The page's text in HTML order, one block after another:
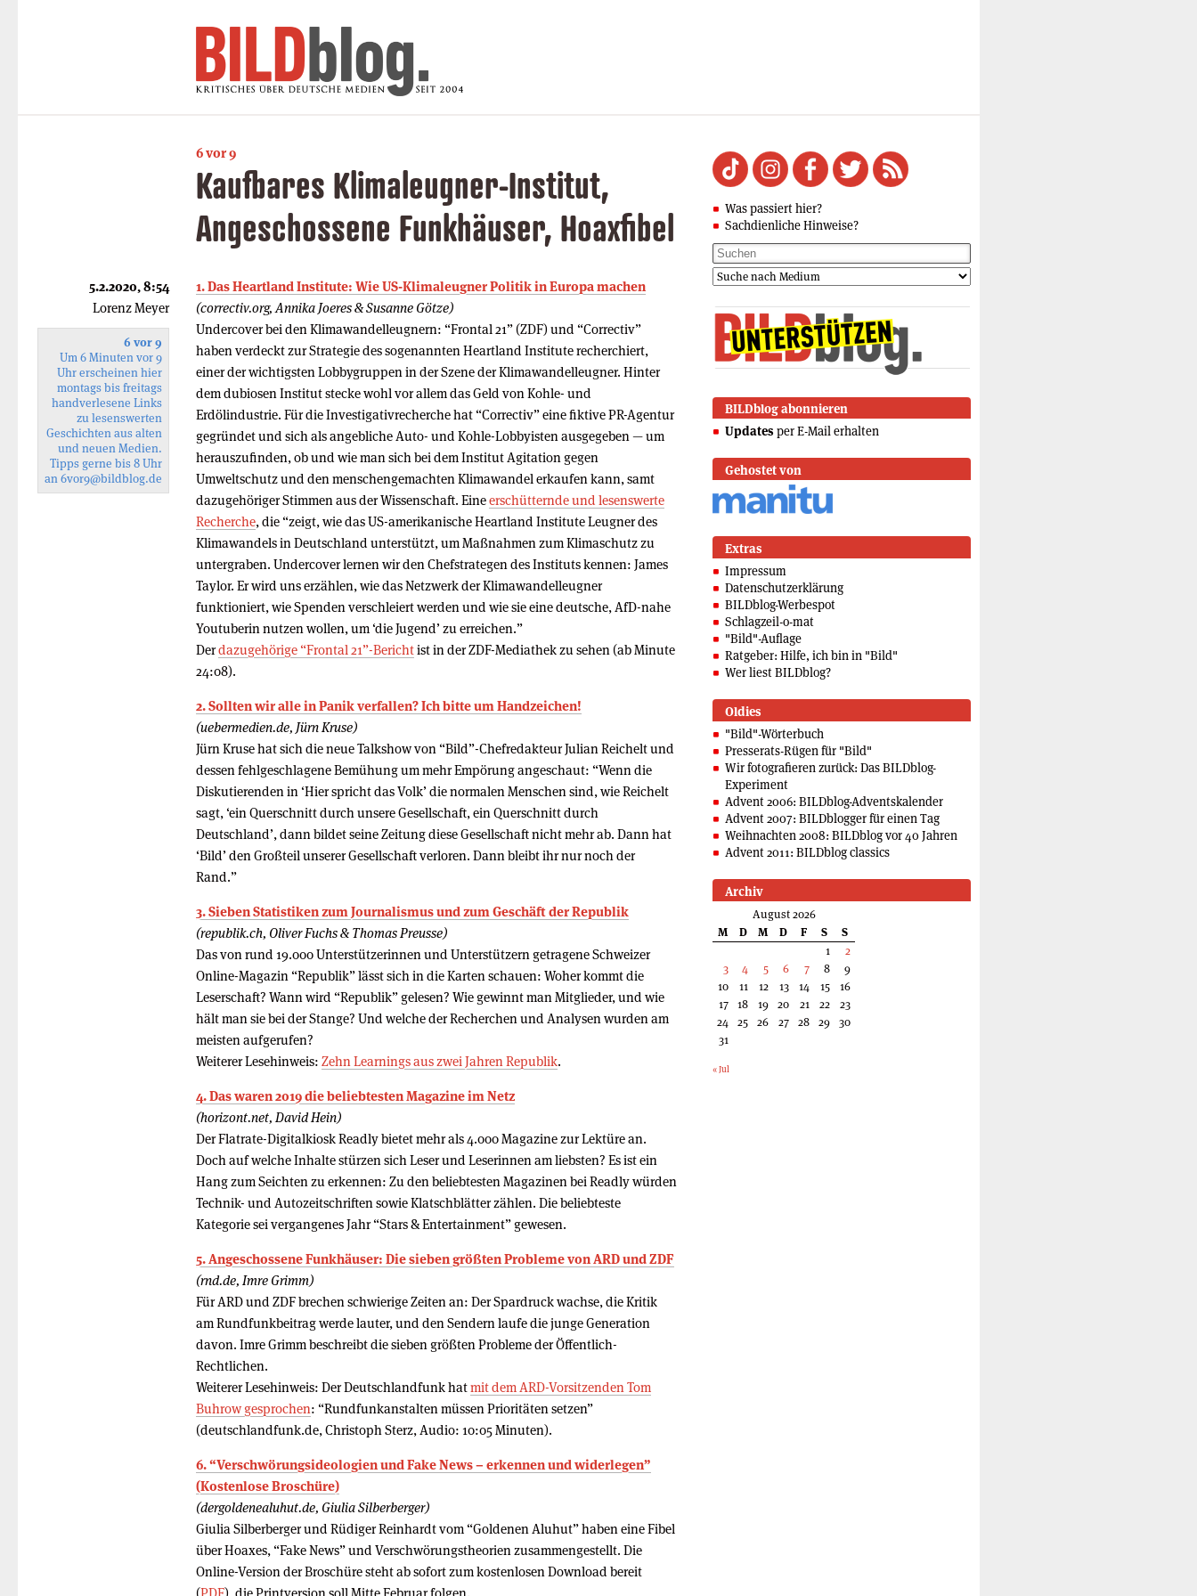
6 vor 9
Kaufbares Klimaleugner-Institut,
Angeschossene Funkhäuser, Hoaxfibel
1. Das Heartland Institute: Wie US-Klimaleugner Politik in Europa machen
(correctiv.org, Annika Joeres & Susanne Götze)
Undercover bei den Klimawandelleugnern: “Frontal 21” (ZDF) und “Correctiv”
haben verdeckt zur Strategie des sogenannten Heartland Institute recherchiert,
einer der wichtigsten Lobbygruppen in der Szene der Klimawandelleugner. Hinter
dem dubiosen Institut stecke wohl vor allem das Geld von Kohle- und
Erdölindustrie. Für die Investigativrecherche hat “Correctiv” eine fiktive PR-Agentur
gegründet und sich als angebliche Auto- und Kohle-Lobbyisten ausgegeben — um
herauszufinden, ob und wie man sich bei dem Institut Agitation gegen
Umweltschutz und den menschengemachten Klimawandel erkaufen kann, samt
dazugehöriger Stimmen aus der Wissenschaft. Eineerschütternde und lesenswerte
Recherche, die “zeigt, wie das US-amerikanische Heartland Institute Leugner des
Klimawandels in Deutschland unterstützt, um Maßnahmen zum Klimaschutz zu
untergraben. Undercover lernen wir den Chefstrategen des Instituts kennen: James
Taylor. Er wird uns erzählen, wie das Netzwerk der Klimawandelleugner
funktioniert, wie Spenden verschleiert werden und wie sie eine deutsche, AfD-nahe
Youtuberin nutzen wollen, um ‘die Jugend’ zu erreichen.”
Derdazugehörige “Frontal 21”-Berichtist in der ZDF-Mediathek zu sehen (ab Minute
24:08).
2. Sollten wir alle in Panik verfallen? Ich bitte um Handzeichen!
(uebermedien.de, Jürn Kruse)
Jürn Kruse hat sich die neue Talkshow von “Bild”-Chefredakteur Julian Reichelt und
dessen fehlgeschlagene Bemühung um mehr Empörung angeschaut: “Wenn die
Diskutierenden in ‘Hier spricht das Volk’ die normalen Menschen sind, wie Reichelt
sagt, ‘ein Querschnitt durch unsere Gesellschaft, ein Querschnitt durch
Deutschland’, dann bildet seine Zeitung diese Gesellschaft nicht mehr ab. Dann hat
‘Bild’ den Großteil unserer Gesellschaft verloren. Dann bleibt ihr nur noch der
Rand.”
3. Sieben Statistiken zum Journalismus und zum Geschäft der Republik
(republik.ch, Oliver Fuchs & Thomas Preusse)
Das von rund 19.000 Unterstützerinnen und Unterstützern getragene Schweizer
Online-Magazin “Republik” lässt sich in die Karten schauen: Woher kommt die
Leserschaft? Wann wird “Republik” gelesen? Wie gewinnt man Mitglieder, und wie
hält man sie bei der Stange? Und welche der Recherchen und Analysen wurden am
meisten aufgerufen?
Weiterer Lesehinweis: Zehn Learnings aus zwei Jahren Republik.
4. Das waren 2019 die beliebtesten Magazine im Netz
(horizont.net, David Hein)
Der Flatrate-Digitalkiosk Readly bietet mehr als 4.000 Magazine zur Lektüre an.
Doch auf welche Inhalte stürzen sich Leser und Leserinnen am liebsten? Es ist ein
Hang zum Seichten zu erkennen: Zu den beliebtesten Magazinen bei Readly würden
Technik- und Autozeitschriften sowie Klatschblätter zählen. Die beliebteste
Kategorie sei vergangenes Jahr “Stars & Entertainment” gewesen.
5. Angeschossene Funkhäuser: Die sieben größten Probleme von ARD und ZDF
(rnd.de, Imre Grimm)
Für ARD und ZDF brechen schwierige Zeiten an: Der Spardruck wachse, die Kritik
am Rundfunkbeitrag werde lauter, und den Sendern laufe die junge Generation
davon. Imre Grimm beschreibt die sieben größten Probleme der Öffentlich-
Rechtlichen.
Weiterer Lesehinweis: Der Deutschlandfunk hatmit dem ARD-Vorsitzenden Tom
Buhrow gesprochen: “Rundfunkanstalten müssen Prioritäten setzen”
(deutschlandfunk.de, Christoph Sterz, Audio: 10:05 Minuten).
6. “Verschwörungsideologien und Fake News – erkennen und widerlegen”
(Kostenlose Broschüre)
(dergoldenealuhut.de, Giulia Silberberger)
Giulia Silberberger und Rüdiger Reinhardt vom “Goldenen Aluhut” haben eine Fibel
über Hoaxes, “Fake News” und Verschwörungstheorien zusammengestellt. Die
Online-Version der Broschüre steht ab sofort zum kostenlosen Download bereit
(PDF), die Printversion soll Mitte Februar folgen.
5.2.2020, 8:54
Lorenz Meyer
6 vor 9
Um 6 Minuten vor 9
Uhr erscheinen hier
montags bis freitags
handverlesene Links
zu lesenswerten
Geschichten aus alten
und neuen Medien.
Tipps gerne bis 8 Uhr
an6vor9@bildblog.de
Was passiert hier?
Sachdienliche Hinweise?
BILDblog abonnieren
Updates per E-Mail erhalten
Gehostet von
Extras
Impressum
Datenschutzerklärung
BILDblog-Werbespot
Schlagzeil-o-mat
"Bild"-Auflage
Ratgeber: Hilfe, ich bin in "Bild"
Wer liest BILDblog?
Oldies
"Bild"-Wörterbuch
Presserats-Rügen für "Bild"
Wir fotografieren zurück: Das BILDblog-
Experiment
Advent 2006: BILDblog-Adventskalender
Advent 2007: BILDblogger für einen Tag
Weihnachten 2008: BILDblog vor 40 Jahren
Advent 2011: BILDblog classics
Archiv
August 2026
M
D M D F S
S
1
2
3
4 5 6 7 8
9
10
11 12 13 14 15
16
17 18 19 20 21 22
23
24 25 26 27 28 29 30
31
« Jul